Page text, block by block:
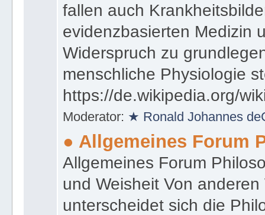
fallen auch
evidenzbasierten Medizin
Widerspruch zu
menschliche Physiologie
https://de.wikipedia.org/
Moderator: ★ Ronald Johannes
● Allgemeines Forum
Allgemeines Forum
und Weisheit Von
unterscheidet sich die